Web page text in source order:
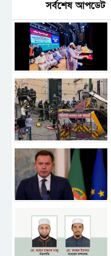
সর্বশেষ আপডেট